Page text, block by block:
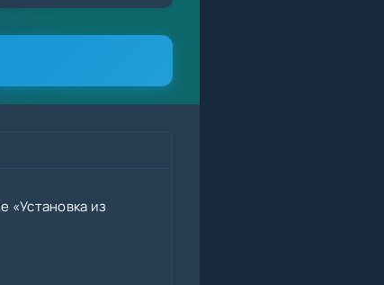
«Установка из